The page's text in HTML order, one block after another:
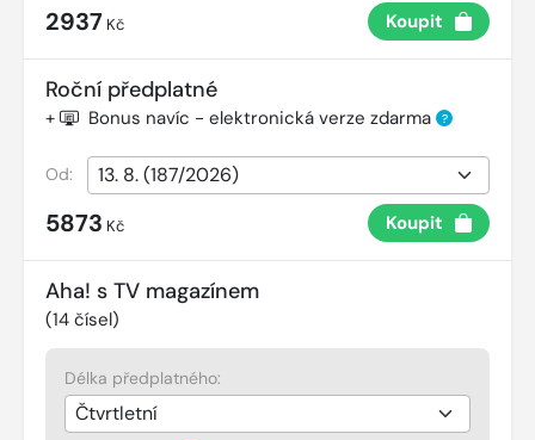
2937 Kč Koupit
Roční předplatné
+ Bonus navíc - elektronická verze zdarma ?
Od:
5873 Kč Koupit
Aha! s TV magazínem
(14 čísel)
Délka předplatného: